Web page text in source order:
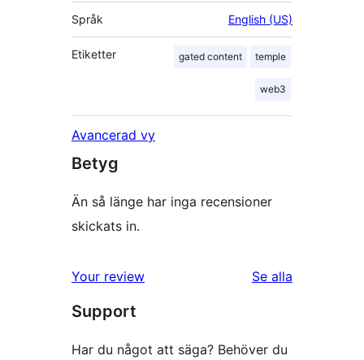
Språk English (US)
Etiketter gated content temple
web3
Avancerad vy
Betyg
Än så länge har inga recensioner
skickats in.
Your review Se alla
Support
Har du något att säga? Behöver du